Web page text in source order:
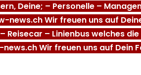
Deine; – Personelle –
news.ch Wir freuen uns auf
Reisecar – Linienbus welches
Wir freuen uns auf Dein